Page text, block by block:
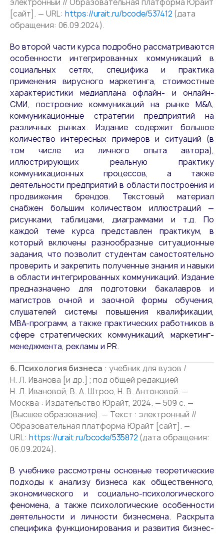
электронный // Образовательная платформа Юрайт
[сайт]. — URL: https://urait.ru/bcode/537412 (дата
обращения: 06.09.2024).
Во второй части курса подробно рассматриваются
особенности интегрированных коммуникаций в
социальных сетях, специфика и практика
применения вирусного маркетинга, стоимостные
характеристики медиаплана офлайн- и онлайн-
СМИ, построение коммуникаций на рынке M&A,
коммуникационные стратегии предприятий на
различных рынках. Издание содержит большое
количество интересных примеров и ситуаций (в
том числе из личного опыта автора),
иллюстрирующих реальную практику
коммуникационных процессов, а также
деятельности предприятий в области построения и
продвижения брендов. Текстовый материал
снабжен большим количеством иллюстраций —
рисунками, таблицами, диаграммами и т.д. По
каждой теме курса представлен практикум, в
который включены разнообразные ситуационные
задания, что позволит студентам самостоятельно
проверить и закрепить полученные знания и навыки
в области интегрированных коммуникаций. Издание
предназначено для подготовки бакалавров и
магистров очной и заочной формы обучения,
слушателей системы повышения квалификации,
MBA-программ, а также практических работников в
сфере стратегических коммуникаций, маркетинг-
менеджмента, рекламы и PR.
6. Психология бизнеса : учебник для вузов /
Н. Л. Иванова [и др.] ; под общей редакцией
Н. Л. Ивановой, В. А. Штроо, Н. В. Антоновой. —
Москва : Издательство Юрайт, 2024. — 509 с. —
(Высшее образование). — Текст : электронный //
Образовательная платформа Юрайт [сайт]. —
URL: https://urait.ru/bcode/535872 (дата обращения:
06.09.2024).
В учебнике рассмотрены основные теоретические
подходы к анализу бизнеса как общественного,
экономического и социально-психологического
феномена, а также психологические особенности
деятельности и личности бизнесмена. Раскрыта
специфика функционирования и развития бизнес-